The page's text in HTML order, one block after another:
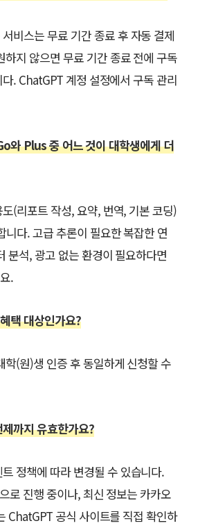
비스는 무료 기간 종료 후 자동 결제
하지 않으면 무료 기간 종료 전에 구독
. ChatGPT 계정 설정에서 구독 관리
와 Plus 중 어느 것이 대학생에게 더
(리포트 작성, 요약, 번역, 기본 코딩)
니다. 고급 추론이 필요한 복잡한 연
분석, 광고 없는 환경이 필요하다면
.
택 대상인가요?
학(원)생 인증 후 동일하게 신청할 수
까지 유효한가요?
정책에 따라 변경될 수 있습니다.
로 진행 중이나, 최신 정보는 카카오
ChatGPT 공식 사이트를 직접 확인하